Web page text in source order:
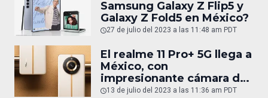
Samsung Galaxy Z Flip5 y
Galaxy Z Fold5 en México?
27 de julio del 2023 a las 11:48 am PDT
El realme 11 Pro+ 5G llega a
México, con
impresionante cámara de
200 MP
13 de julio del 2023 a las 11:36 am PDT